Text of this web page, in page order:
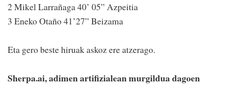
2 Mikel Larrañaga 40’ 05” Azpeitia
3 Eneko Otaño 41’27” Beizama
Eta gero beste hiruak askoz ere atzerago.
Sherpa.ai, adimen artifizialean murgildua dagoen